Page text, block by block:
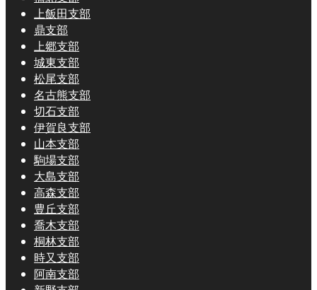
上飯田支部
鼎支部
上郷支部
城東支部
松尾支部
名古熊支部
切石支部
伊賀良支部
山本支部
駒場支部
大島支部
高森支部
豊丘支部
喬木支部
桐林支部
時又支部
阿南支部